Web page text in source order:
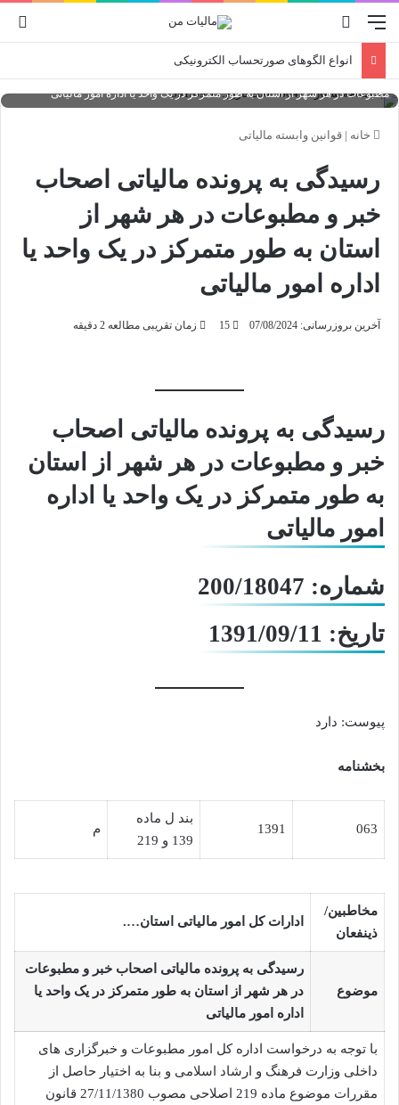
منو
انواع الگوهای صورتحساب الکترونیکی
مطبوعات در هر شهر از استان به طور متمرکز در یک واحد یا اداره امور مالیاتی
خانه | قوانین وابسته مالیاتی
رسیدگی به پرونده مالیاتی اصحاب
خبر و مطبوعات در هر شهر از
استان به طور متمرکز در یک واحد یا
اداره امور مالیاتی
آخرین بروزرسانی: 07/08/2024 15 زمان تقریبی مطالعه 2 دقیقه
رسیدگی به پرونده مالیاتی اصحاب
خبر و مطبوعات در هر شهر از استان
به طور متمرکز در یک واحد یا اداره
امور مالیاتی
شماره: 200/18047
تاریخ: 1391/09/11
پیوست: دارد
بخشنامه
063
1391
بند ل ماده
139 و 219
م
مخاطبین/
ذینفعان
ادارات کل امور مالیاتی استان….
موضوع
رسیدگی به پرونده مالیاتی اصحاب خبر و مطبوعات
در هر شهر از استان به طور متمرکز در یک واحد یا
اداره امور مالیاتی
با توجه به درخواست اداره کل امور مطبوعات و خبرگزاری های
داخلی وزارت فرهنگ و ارشاد اسلامی و بنا به اختیار حاصل از
مقررات موضوع ماده 219 اصلاحی مصوب 27/11/1380 قانون